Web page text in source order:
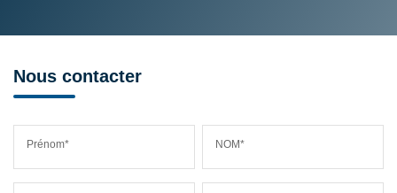
Nous contacter
Prénom* NOM*